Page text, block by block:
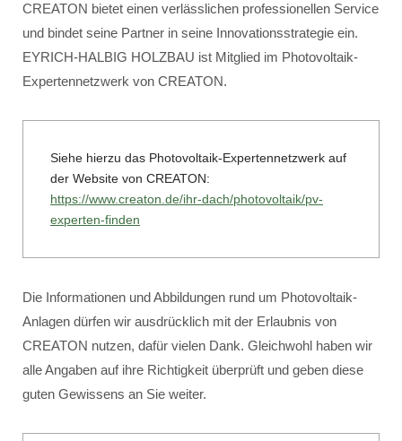
CREATON bietet einen verlässlichen professionellen Service
und bindet seine Partner in seine Innovationsstrategie ein.
EYRICH-HALBIG HOLZBAU ist Mitglied im Photovoltaik-
Expertennetzwerk von CREATON.
Siehe hierzu das Photovoltaik-Expertennetzwerk auf
der Website von CREATON:
https://www.creaton.de/ihr-dach/photovoltaik/pv-
experten-finden
Die Informationen und Abbildungen rund um Photovoltaik-
Anlagen dürfen wir ausdrücklich mit der Erlaubnis von
CREATON nutzen, dafür vielen Dank. Gleichwohl haben wir
alle Angaben auf ihre Richtigkeit überprüft und geben diese
guten Gewissens an Sie weiter.